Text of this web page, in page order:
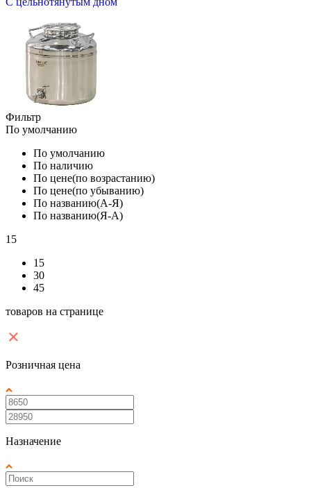
Фильтр
По умолчанию
По умолчанию
По наличию
По цене(по возрастанию)
По цене(по убыванию)
По названию(А-Я)
По названию(Я-А)
15
15
30
45
товаров на странице
Розничная цена
Назначение